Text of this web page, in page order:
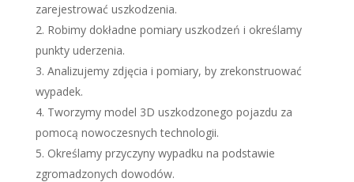
zarejestrować uszkodzenia.
Robimy dokładne pomiary uszkodzeń i określamy
punkty uderzenia.
Analizujemy zdjęcia i pomiary, by zrekonstruować
wypadek.
Tworzymy model 3D uszkodzonego pojazdu za
pomocą nowoczesnych technologii.
Określamy przyczyny wypadku na podstawie
zgromadzonych dowodów.